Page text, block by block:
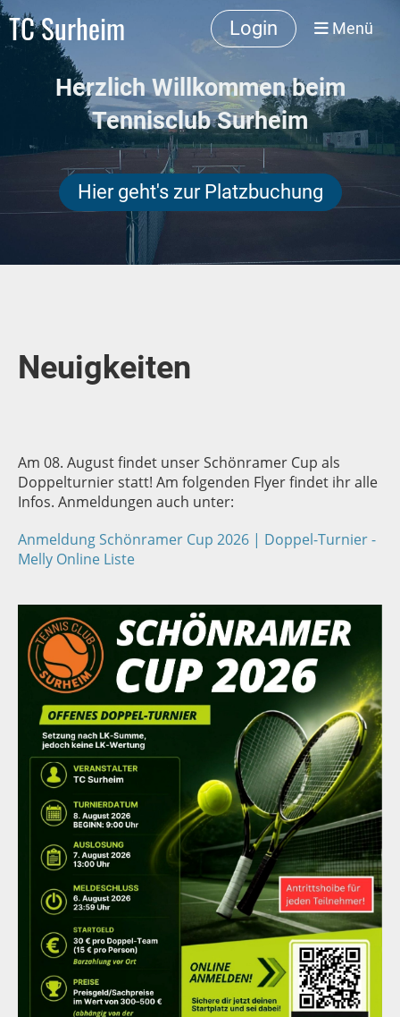
TC Surheim Login Menü
Herzlich Willkommen beim
Tennisclub Surheim
Hier geht's zur Platzbuchung
Neuigkeiten
Am 08. August findet unser Schönramer Cup als
Doppelturnier statt! Am folgenden Flyer findet ihr alle
Infos. Anmeldungen auch unter:
Anmeldung Schönramer Cup 2026 | Doppel-Turnier -
Melly Online Liste